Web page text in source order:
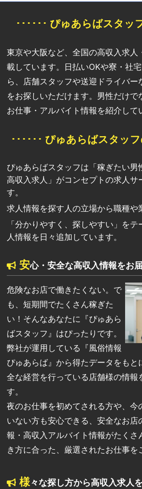
･･････ ぴゅあらばスタッ
東京や大阪など、全国の高収入求人
載しています。日払いOKや寮・社
ら、店舗スタッフや送迎ドライバー
をお探しいただけます。男性だけで
お仕事・アルバイト情報を紹介して
･･････ ぴゅあらばスタッフ
ぴゅあらばスタッフは「稼ぎたい男
高収入求人」がコンセプトの求人サ
す。
求人情報を探す人の立場から職種や
「分かりやすく、探しやすい」を
人情報を日々追加しています。
安心・安全な高収入情報をお
危険なお店で働きたくない。で
も、短期間でたくさん稼ぎた
い！そんなあなたに『ぴゅあら
ばスタッフ』はぴったりです。
弊社が運用している『風俗情報
ぴゅあらば』から得たデータをもと
全な経営を行っている店舗様の情報
す。
夜のお仕事を初めてされる方や、今
いない方も安心できる、安全なお店
報・高収入アルバイト情報がたくさ
き方に合った、厳選されたお仕事を
様々な探し方から高収入求人